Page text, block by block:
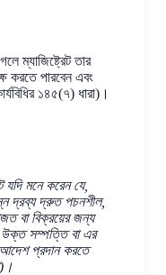
ম্যাজিষ্ট্রেট তার
করতে পারবেন এবং
১৪৫(৭) ধারা)।
যদি মনে করেন যে,
দ্রব্য দ্রুত পচনশীল,
বা বিক্রয়ের জন্য
উক্ত সম্পত্তি বা এর
আদেশ প্রদান করতে